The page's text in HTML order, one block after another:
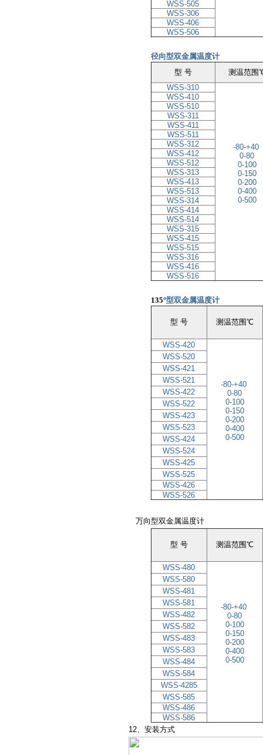
WSS-505
WSS-306
WSS-406
WSS-506
径向型双金属温度计
型 号
测温范围
WSS-310
-80-+40
0-80
0-100
0-150
0-200
0-400
0-500
WSS-410
WSS-510
WSS-311
WSS-411
WSS-511
WSS-312
WSS-412
WSS-512
WSS-313
WSS-413
WSS-513
WSS-314
WSS-414
WSS-514
WSS-315
WSS-415
WSS-515
WSS-316
WSS-416
WSS-516
135°型双金属温度计
型 号 测温范围℃
WSS-420
-80-+40
0-80
0-100
0-150
0-200
0-400
0-500
WSS-520
WSS-421
WSS-521
WSS-422
WSS-522
WSS-423
WSS-523
WSS-424
WSS-524
WSS-425
WSS-525
WSS-426
WSS-526
万向型双金属温度计
型 号 测温范围℃
WSS-480
-80-+40
0-80
0-100
0-150
0-200
0-400
0-500
WSS-580
WSS-481
WSS-581
WSS-482
WSS-582
WSS-483
WSS-583
WSS-484
WSS-584
WSS-4285
WSS-585
WSS-486
WSS-586
12、安装方式